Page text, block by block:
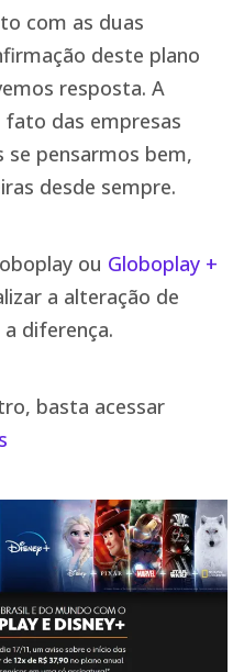
com as duas
deste plano
resposta. A
fato das empresas
se pensarmos bem,
desde sempre.
ou Globoplay +
a alteração de
diferença.
basta acessar